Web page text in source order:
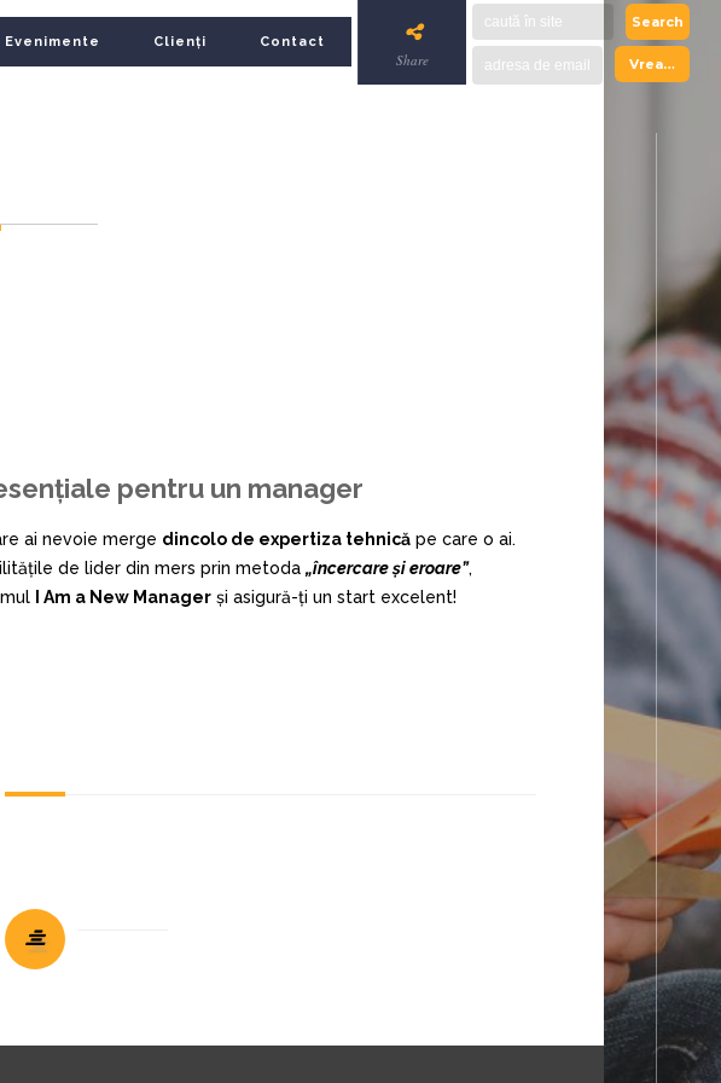
Evenimente Clienți Contact
Share
pentru un manager
ai nevoie merge dincolo de expertiza tehnică pe care o ai.
de lider din mers prin metoda„încercare și eroare”,
I Am a New Manager și asigură-ți un start excelent!